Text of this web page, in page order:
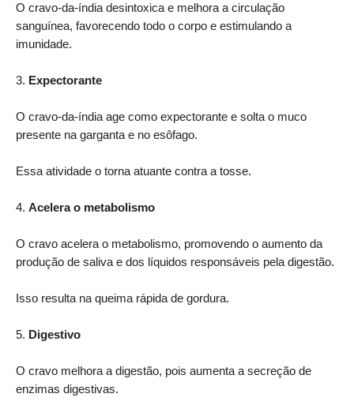
O cravo-da-índia desintoxica e melhora a circulação
sanguínea, favorecendo todo o corpo e estimulando a
imunidade.
3. Expectorante
O cravo-da-índia age como expectorante e solta o muco
presente na garganta e no esôfago.
Essa atividade o torna atuante contra a tosse.
4. Acelera o metabolismo
O cravo acelera o metabolismo, promovendo o aumento da
produção de saliva e dos líquidos responsáveis pela digestão.
Isso resulta na queima rápida de gordura.
5. Digestivo
O cravo melhora a digestão, pois aumenta a secreção de
enzimas digestivas.